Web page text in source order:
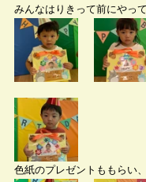
みんなはりきって前にやっ
色紙のプレゼントももらい